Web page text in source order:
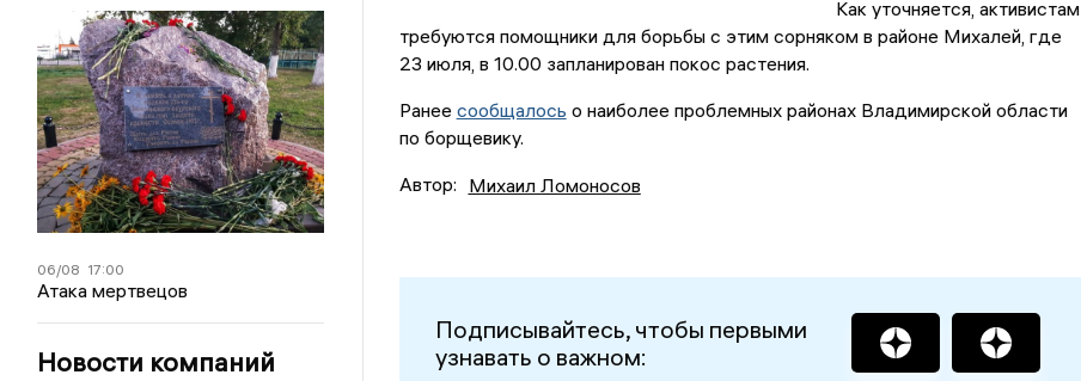
06/08 17:00
Атака мертвецов
Новости компаний
Как уточняется, активистам
требуются помощники для борьбы с этим сорняком в районе Михалей, где
23 июля, в 10.00 запланирован покос растения.
Ранее сообщалось о наиболее проблемных районах Владимирской области
по борщевику.
Автор: Михаил Ломоносов
Подписывайтесь, чтобы первыми
узнавать о важном: